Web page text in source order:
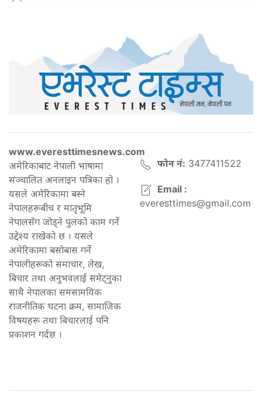
www.everesttimesnews.com
अमेरिकाबाट नेपाली भाषामा
सञ्चालित अनलाइन पत्रिका हो ।
यसले अमेरिकामा बस्ने
नेपालहरूबीच र मातृभूमि
नेपालसँग जोड्ने पुलको काम गर्ने
उद्देश्य राखेको छ । यसले
अमेरिकामा बसोबास गर्ने
नेपालीहरूको समाचार, लेख,
बिचार तथा अनुभवलाई समेट्नुका
साथै नेपालका समसामयिक
राजनीतिक घटना क्रम, सामाजिक
विषयहरू तथा बिचारलाई पनि
प्रकाशन गर्दछ ।
फोन नं: 3477411522
Email :
everesttimes@gmail.com